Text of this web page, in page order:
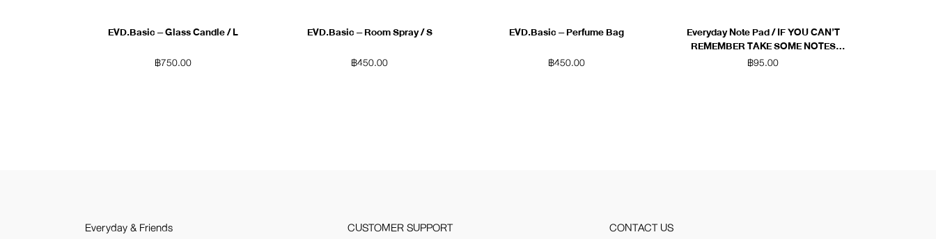
EVD.Basic – Glass Candle / L
฿750.00
EVD.Basic – Room Spray / S
฿450.00
EVD.Basic – Perfume Bag
฿450.00
Everyday Note Pad / IF YOU CAN’T
REMEMBER TAKE SOME NOTES
(Green)
฿95.00
Everyday & Friends
CUSTOMER SUPPORT
CONTACT US